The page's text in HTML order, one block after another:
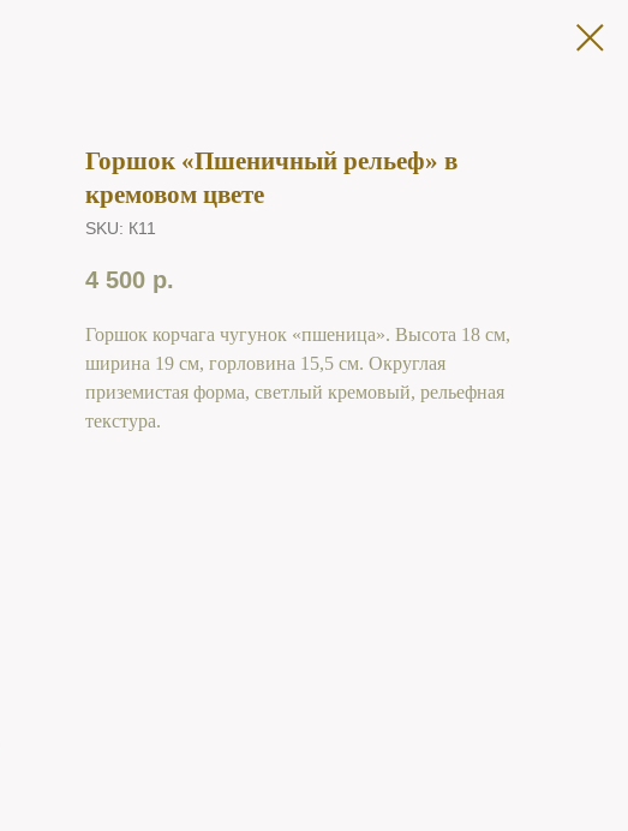
Горшок «Пшеничный рельеф» в
кремовом цвете
SKU: К11
4 500 р.
Горшок корчага чугунок «пшеница». Высота 18 см,
ширина 19 см, горловина 15,5 см. Округлая
приземистая форма, светлый кремовый, рельефная
текстура.